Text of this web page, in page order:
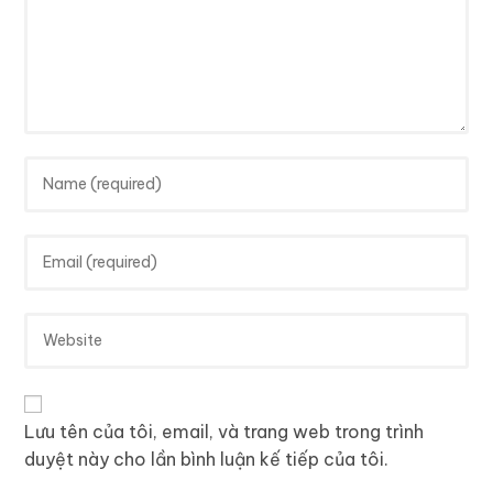
Lưu tên của tôi, email, và trang web trong trình
duyệt này cho lần bình luận kế tiếp của tôi.